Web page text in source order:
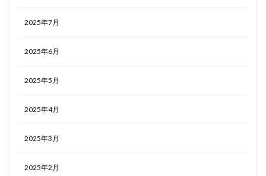
2025年7月
2025年6月
2025年5月
2025年4月
2025年3月
2025年2月